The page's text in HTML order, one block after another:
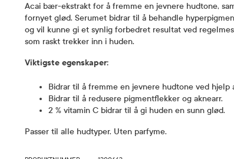
Acai bær-ekstrakt for å fremme en jevnere hudtone,
fornyet glød. Serumet bidrar til å behandle
og vil kunne gi et synlig forbedret resultat ved
som raskt trekker inn i huden.
Viktigste egenskaper:
Bidrar til å fremme en jevnere hudtone ved
Bidrar til å redusere pigmentflekker og aknearr.
2 % vitamin C bidrar til å gi huden en sunn glød.
Passer til alle hudtyper. Uten parfyme.